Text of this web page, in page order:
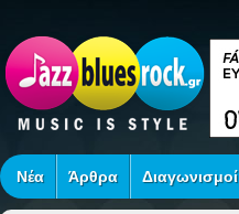
Νέα Άρθρα Διαγωνισμοί